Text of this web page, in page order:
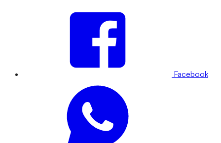
Facebook